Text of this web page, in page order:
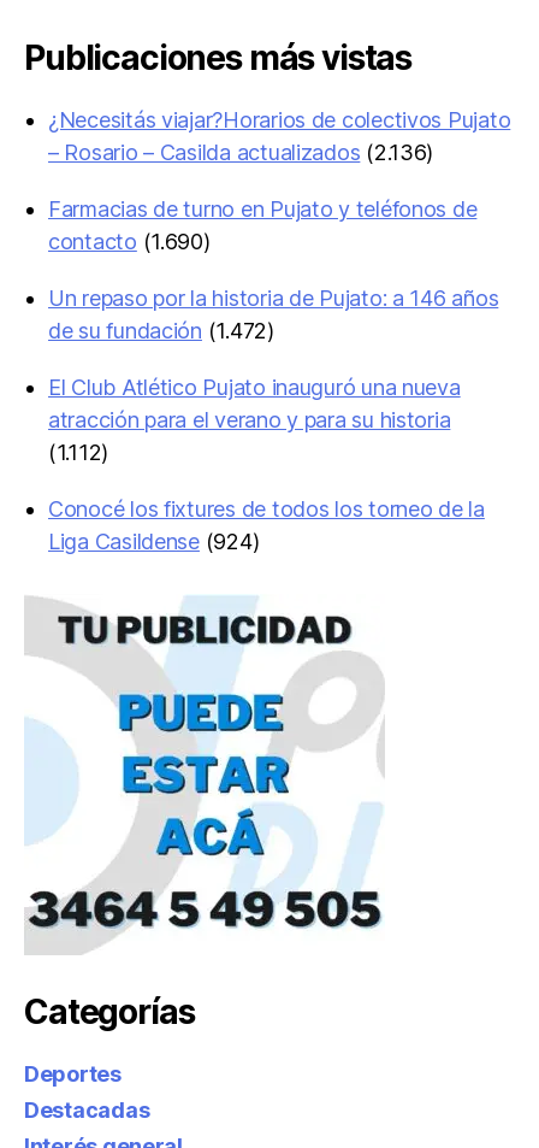
Publicaciones más vistas
¿Necesitás viajar?Horarios de colectivos Pujato
– Rosario – Casilda actualizados (2.136)
Farmacias de turno en Pujato y teléfonos de
contacto (1.690)
Un repaso por la historia de Pujato: a 146 años
de su fundación (1.472)
El Club Atlético Pujato inauguró una nueva
atracción para el verano y para su historia
(1.112)
Conocé los fixtures de todos los torneo de la
Liga Casildense (924)
Categorías
Deportes
Destacadas